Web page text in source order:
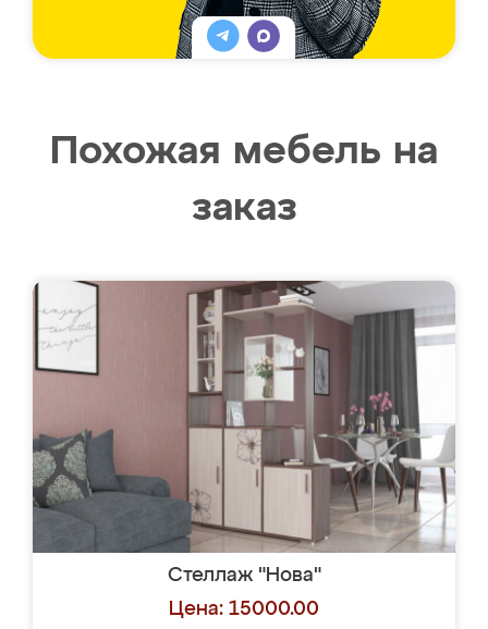
Похожая мебель на
заказ
Стеллаж "Нова"
Цена: 15000.00